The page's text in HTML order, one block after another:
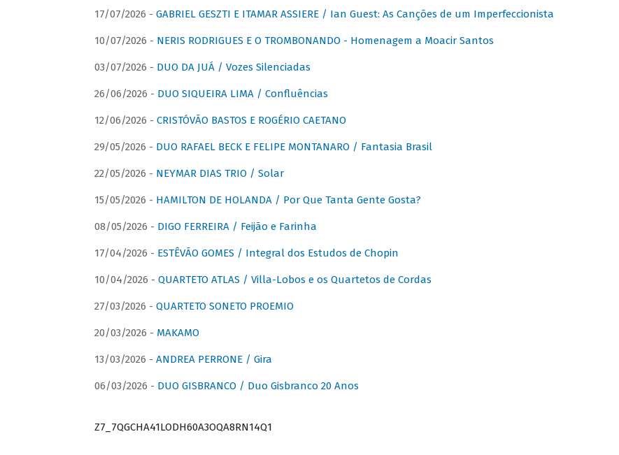
17/07/2026 - GABRIEL GESZTI E ITAMAR ASSIERE / Ian Guest: As Canções de um Imperfeccionista
10/07/2026 - NERIS RODRIGUES E O TROMBONANDO - Homenagem a Moacir Santos
03/07/2026 - DUO DA JUÁ / Vozes Silenciadas
26/06/2026 - DUO SIQUEIRA LIMA / Confluências
12/06/2026 - CRISTÓVÃO BASTOS E ROGÉRIO CAETANO
29/05/2026 - DUO RAFAEL BECK E FELIPE MONTANARO / Fantasia Brasil
22/05/2026 - NEYMAR DIAS TRIO / Solar
15/05/2026 - HAMILTON DE HOLANDA / Por Que Tanta Gente Gosta?
08/05/2026 - DIGO FERREIRA / Feijão e Farinha
17/04/2026 - ESTÊVÃO GOMES / Integral dos Estudos de Chopin
10/04/2026 - QUARTETO ATLAS / Villa-Lobos e os Quartetos de Cordas
27/03/2026 - QUARTETO SONETO PROEMIO
20/03/2026 - MAKAMO
13/03/2026 - ANDREA PERRONE / Gira
06/03/2026 - DUO GISBRANCO / Duo Gisbranco 20 Anos
Z7_7QGCHA41LODH60A3OQA8RN14Q1